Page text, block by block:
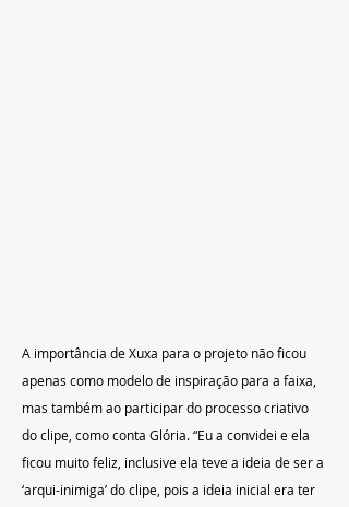
A importância de Xuxa para o projeto não ficou
apenas como modelo de inspiração para a faixa,
mas também ao participar do processo criativo
do clipe, como conta Glória. “Eu a convidei e ela
ficou muito feliz, inclusive ela teve a ideia de ser a
‘arqui-inimiga’ do clipe, pois a ideia inicial era ter